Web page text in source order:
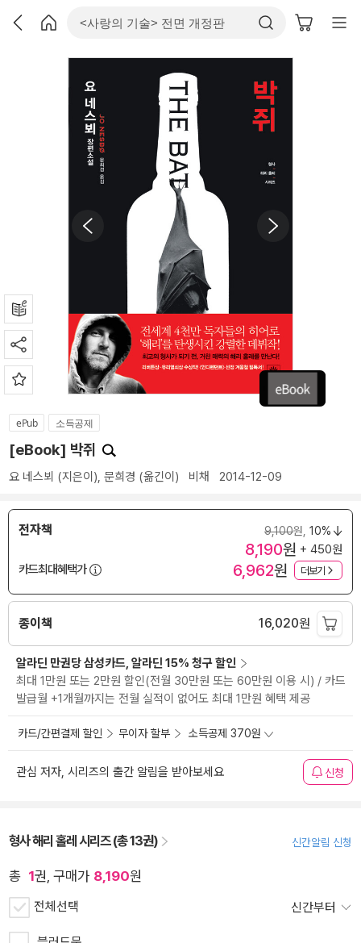
ePub 소득공제
[eBook] 박쥐
요 네스뵈 (지은이), 문희경 (옮긴이) 비채 2014-12-09
전자책 9,100원, 10%
8,190원 + 450원
카드최대혜택가
6,962원 더보기
종이책 16,020원
알라딘 만권당 삼성카드, 알라딘 15% 청구 할인
최대 1만원 또는 2만원 할인(전월 30만원 또는 60만원 이용 시) / 카드
발급월 +1개월까지는 전월 실적이 없어도 최대 1만원 혜택 제공
카드/간편결제 할인 무이자 할부 소득공제 370원
관심 저자, 시리즈의 출간 알림을 받아보세요 신청
형사 해리 홀레 시리즈 (총 13권) 신간알림 신청
총 1권, 구매가 8,190원
전체선택 신간부터